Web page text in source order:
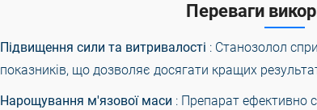
Переваги
Підвищення сили та витривалості : Станозолол
показників, що дозволяє досягати кращих
Нарощування м'язової маси : Препарат ефективно